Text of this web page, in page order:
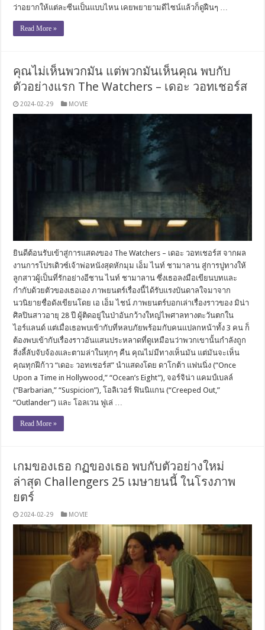
ว่าอยากให้แต่ละซีนเป็นแบบไหน เคยพยายามดีไซน์แล้วก็ดูฝืนๆ …
Read More »
คุณไม่เห็นพวกมัน แต่พวกมันเห็นคุณ พบกับ
ตัวอย่างแรก The Watchers – เดอะ วอทเชอร์ส
2024-02-29 MOVIE
ยินดีต้อนรับเข้าสู่การแสดงของ The Watchers – เดอะ วอทเชอร์ส จากผล
งานการโปรเดิวซ์เจ้าพ่อหนังสุดหักมุม เอ็ม ไนท์ ชามาลาน สู่การปูทางให้
ลูกสาวผู้เป็นที่รักอย่างอีชาน ไนท์ ชามาลาน ซึ่งเธอลงมือเขียนบทและ
กำกับด้วยตัวของเธอเอง ภาพยนตร์เรื่องนี้ได้รับแรงบันดาลใจมาจาก
นวนิยายชื่อดังเขียนโดย เอ เอ็ม ไชน์ ภาพยนตร์บอกเล่าเรื่องราวของ มิน่า
ศิลปินสาวอายุ 28 ปี ผู้ติดอยู่ในป่าอันกว้างใหญ่ไพศาลทางตะวันตกใน
ไอร์แลนด์ แต่เมื่อเธอพบเข้ากับที่หลบภัยพร้อมกับคนแปลกหน้าทั้ง 3 คน ก็
ต้องพบเข้ากับเรื่องราวอันแสนประหลาดที่ดูเหมือนว่าพวกเขานั้นกำลังถูก
สิ่งลี้ลับจับจ้องและตามล่าในทุกๆ คืน คุณไม่มีทางเห็นมัน แต่มันจะเห็น
คุณทุกฝีก้าว “เดอะ วอทเชอร์ส” นำแสดงโดย ดาโกต้า แฟนนิ่ง (“Once
Upon a Time in Hollywood,” “Ocean’s Eight”), จอร์จิน่า แคมป์เบลล์
(“Barbarian,” “Suspicion”), โอลิเวอร์ ฟินนิแกน (“Creeped Out,”
“Outlander”) และ โอลเวน ฟูเล่ …
Read More »
เกมของเธอ กฏของเธอ พบกับตัวอย่างใหม่
ล่าสุด Challengers 25 เมษายนนี้ ในโรงภาพ
ยตร์
2024-02-29 MOVIE